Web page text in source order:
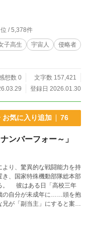
月21日まで、あと3ヶ月
！ ＊ 1999年7の
う！ アンゴルモアの大王を
るために。 > 百詩篇
また」なん
「キラメキ✨」みたいなも
した世の中で、そういう気
位 / 5,378件
子高生 宇宙人
侵略者
想数 0
文字数 157,421
登録日 2026.01.30
お気に入り追加 76
ンバーフォー～」
り、驚異的な戦闘能力を持
き、国家特殊機動部隊総本部
年
の自分が未成年に……頭を抱
が「副当主」にすると案を
も切り裂いた。 『蒼緋蔵